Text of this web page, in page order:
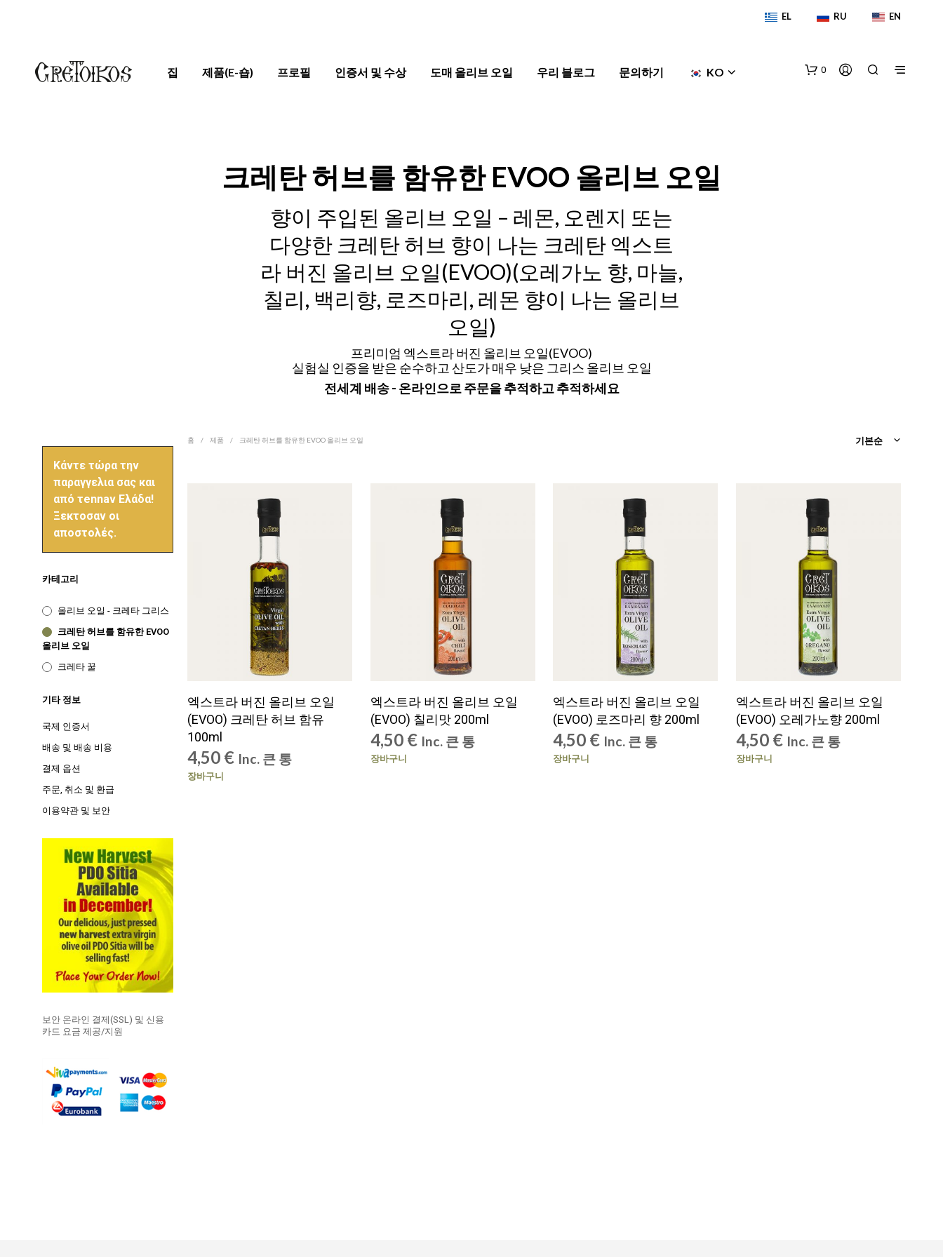
EL RU EN
집 제품(E-숍) 프로필 인증서 및 수상 도매 올리브 오일 우리 블로그 문의하기 KO 0
크레탄 허브를 함유한 EVOO 올리브 오일
향이 주입된 올리브 오일 – 레몬, 오렌지 또는
다양한 크레탄 허브 향이 나는 크레탄 엑스트
라 버진 올리브 오일(EVOO)(오레가노 향, 마늘,
칠리, 백리향, 로즈마리, 레몬 향이 나는 올리브
오일)
프리미엄 엑스트라 버진 올리브 오일(EVOO)
실험실 인증을 받은 순수하고 산도가 매우 낮은 그리스 올리브 오일
전세계 배송 - 온라인으로 주문을 추적하고 추적하세요
Κάντε τώρα την
παραγγελια σας και
από τennaν Ελάδα!
Ξεκτοσαν οι
αποστολές.
카테고리
올리브 오일 - 크레타 그리스
크레탄 허브를 함유한 EVOO
올리브 오일
크레타 꿀
기타 정보
국제 인증서
배송 및 배송 비용
결제 옵션
주문, 취소 및 환급
이용약관 및 보안
보안 온라인 결제(SSL) 및 신용
카드 요금 제공/지원
홈 / 제품 / 크레탄 허브를 함유한 EVOO 올리브 오일 기본순
엑스트라 버진 올리브 오일
(EVOO) 크레탄 허브 함유
100ml
4,50 € Inc. 큰 통
장바구니
엑스트라 버진 올리브 오일
(EVOO) 칠리맛 200ml
4,50 € Inc. 큰 통
장바구니
엑스트라 버진 올리브 오일
(EVOO) 로즈마리 향 200ml
4,50 € Inc. 큰 통
장바구니
엑스트라 버진 올리브 오일
(EVOO) 오레가노향 200ml
4,50 € Inc. 큰 통
장바구니